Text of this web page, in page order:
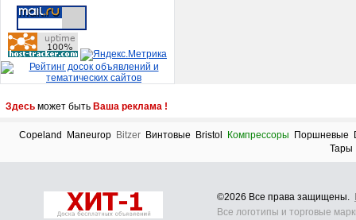
Здесь может быть Ваша реклама !
Copeland Maneurop Bitzer Винтовые Bristol Компрессоры Поршневые
Тары
©2026 Все права защищены.
Все логотипы и торговые